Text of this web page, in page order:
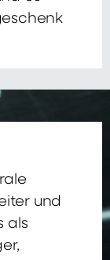
und
als